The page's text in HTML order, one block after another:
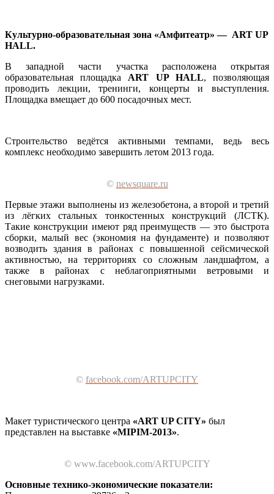
Культурно-образовательная зона «Амфитеатр» — ART UP
HALL.
В западной части участка расположена открытая
образовательная площадка ART UP HALL, позволяющая
проводить лекции, тренинги, концерты и выступления.
Площадка вмещает до 600 посадочных мест.
Строительство ведётся активными темпами, ведь весь
комплекс необходимо завершить летом 2013 года.
© newsquare.ru
Первые этажи выполнены из железобетона, а второй и третий
из лёгких стальных тонкостенных конструкций (ЛСТК).
Такие конструкции имеют ряд преимуществ — это быстрота
сборки, малый вес (экономия на фундаменте) и позволяют
возводить здания в районах с повышенной сейсмической
активностью, на территориях со сложным ландшафтом, а
также в районах с неблагоприятными ветровыми и
снеговыми нагрузками.
© facebook.com/ARTUPCITY
Макет туристического центра «ART UP CITY» был
представлен на выставке «MIPIM-2013».
© www.facebook.com/ARTUPCITY
Основные технико-экономические показатели: